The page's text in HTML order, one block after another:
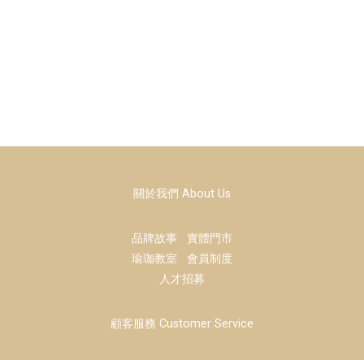
關於我們 About Us
品牌故事 實體門市
瑜珈教室 會員制度
人才招募
顧客服務 Customer Service